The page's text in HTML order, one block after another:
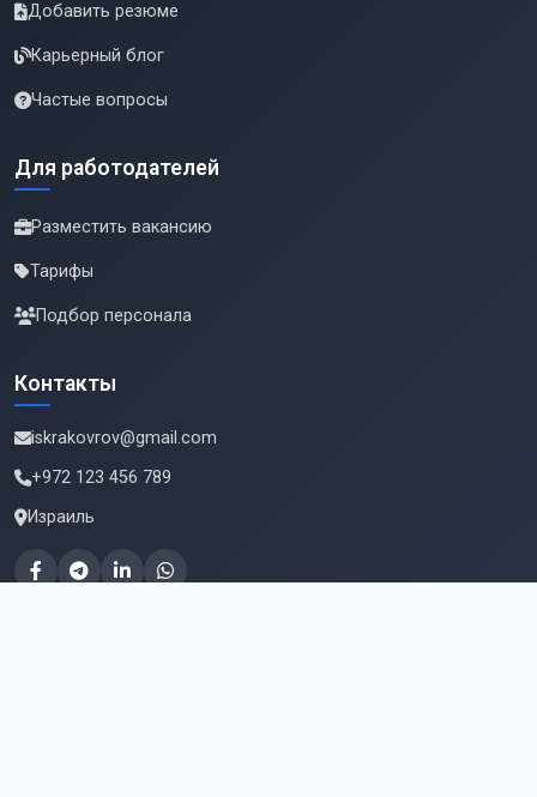
Добавить резюме
Карьерный блог
Частые вопросы
Для работодателей
Разместить вакансию
Тарифы
Подбор персонала
Контакты
iskrakovrov@gmail.com
+972 123 456 789
Израиль